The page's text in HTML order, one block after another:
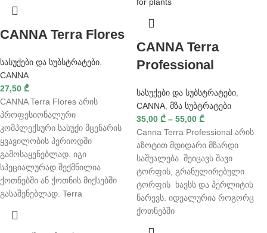
CANNA Terra Flores
სასუქები და სუბსტრატები
CANNA
27,50 ₾
CANNA Terra Flores არის
პროფესიონალური
კომპლექსური სასუქი მცენარის
ყვავილობის პერიოდში
გამოსაყენებლად. იგი
სპეციალურად შექმნილია
ქოთნებში ან ქოთნის მიქსებში
გასაშენებლად. Terra
CANNA Terra
Professional
სასუქები და სუბსტრატები
CANNA მზა სუბტრატები
35,00 ₾ – 55,00 ₾
Canna Terra Professional არის
აზოტით მდიდარი მზარდი
საშუალება. შეიცავს შავი
ტორფის, გრანულირებული
ტორფის ხავსს და პერლიტის
ნარევს. იდეალურია როგორც
ქოთნებში